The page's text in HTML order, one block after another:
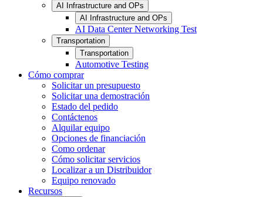
AI Infrastructure and OPs
AI Infrastructure and OPs
AI Data Center Networking Test
Transportation
Transportation
Automotive Testing
Cómo comprar
Solicitar un presupuesto
Solicitar una demostración
Estado del pedido
Contáctenos
Alquilar equipo
Opciones de financiación
Como ordenar
Cómo solicitar servicios
Localizar a un Distribuidor
Equipo renovado
Recursos